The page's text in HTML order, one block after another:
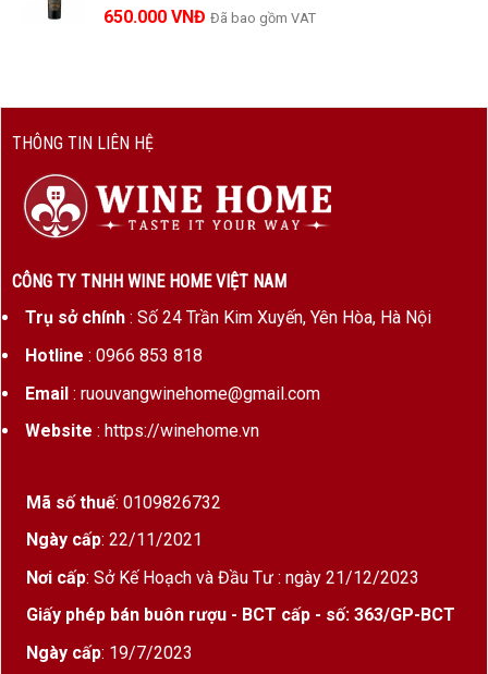
650.000 VNĐ Đã bao gồm VAT
THÔNG TIN LIÊN HỆ
CÔNG TY TNHH WINE HOME VIỆT NAM
Trụ sở chính: Số 24 Trần Kim Xuyến, Yên Hòa, Hà Nội
Hotline : 0966 853 818
Email: ruouvangwinehome@gmail.com
Website : https://winehome.vn
Mã số thuế: 0109826732
Ngày cấp: 22/11/2021
Nơi cấp: Sở Kế Hoạch và Đầu Tư : ngày 21/12/2023
Giấy phép bán buôn rượu - BCT cấp - số: 363/GP-BCT
Ngày cấp: 19/7/2023